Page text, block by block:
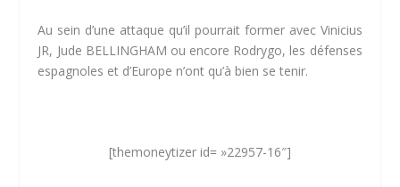
Au sein d’une attaque qu’il pourrait former avec Vinicius
JR, Jude BELLINGHAM ou encore Rodrygo, les défenses
espagnoles et d’Europe n’ont qu’à bien se tenir.
[themoneytizer id= »22957-16″]